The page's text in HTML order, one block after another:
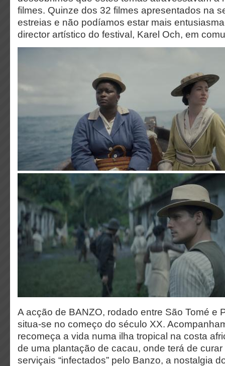
filmes. Quinze dos 32 filmes apresentados na
estreias e não podíamos estar mais
director artístico do festival, Karel Och, em
A acção de BANZO, rodado entre São Tomé e
situa-se no começo do século XX.
recomeça a vida numa ilha tropical na costa
de uma plantação de cacau, onde terá de
serviçais “infectados” pelo Banzo, a nostalgia